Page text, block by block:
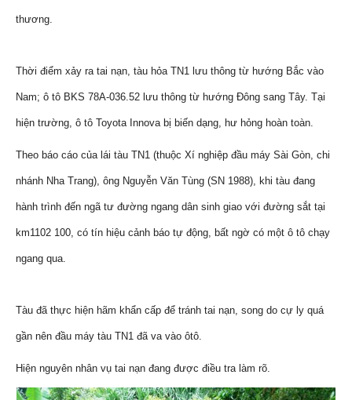
thương.
Thời điểm xảy ra tai nạn, tàu hỏa TN1 lưu thông từ hướng Bắc vào
Nam; ô tô BKS 78A-036.52 lưu thông từ hướng Đông sang Tây. Tại
hiện trường, ô tô Toyota Innova bị biến dạng, hư hỏng hoàn toàn.
Theo báo cáo của lái tàu TN1 (thuộc Xí nghiệp đầu máy Sài Gòn, chi
nhánh Nha Trang), ông Nguyễn Văn Tùng (SN 1988), khi tàu đang
hành trình đến ngã tư đường ngang dân sinh giao với đường sắt tại
km1102 100, có tín hiệu cảnh báo tự động, bất ngờ có một ô tô chạy
ngang qua.
Tàu đã thực hiện hãm khẩn cấp để tránh tai nạn, song do cự ly quá
gần nên đầu máy tàu TN1 đã va vào ôtô.
Hiện nguyên nhân vụ tai nạn đang được điều tra làm rõ.